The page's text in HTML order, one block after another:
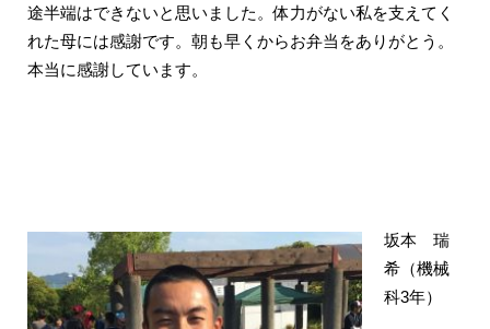
途半端はできないと思いました。体力がない私を支えてく
れた母には感謝です。朝も早くからお弁当をありがとう。
本当に感謝しています。
坂本 瑞
希（機械
科3年）